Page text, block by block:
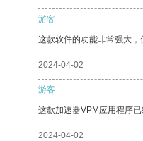
游客
这款软件的功能非常强大，
2024-04-02
游客
这款加速器VPM应用程序
2024-04-02